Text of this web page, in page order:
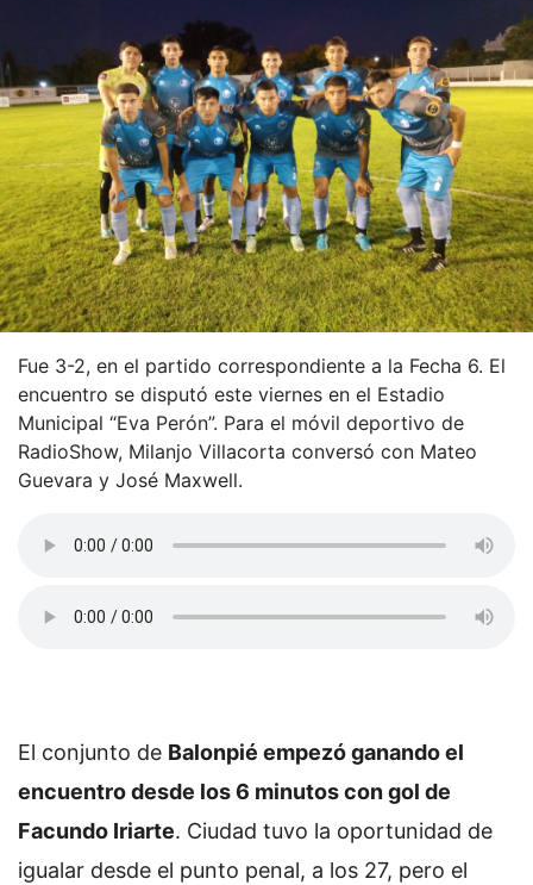
Fue 3-2, en el partido correspondiente a la Fecha 6. El
encuentro se disputó este viernes en el Estadio
Municipal “Eva Perón”. Para el móvil deportivo de
RadioShow, Milanjo Villacorta conversó con Mateo
Guevara y José Maxwell.
El conjunto de Balonpié empezó ganando el
encuentro desde los 6 minutos con gol de
Facundo Iriarte. Ciudad tuvo la oportunidad de
igualar desde el punto penal, a los 27, pero el